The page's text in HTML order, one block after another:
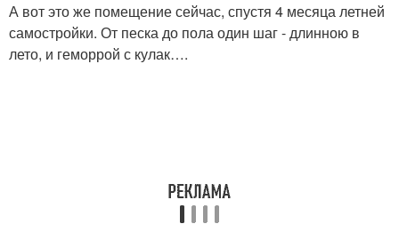
А вот это же помещение сейчас, спустя 4 месяца летней
самостройки. От песка до пола один шаг - длинною в
лето, и геморрой с кулак….